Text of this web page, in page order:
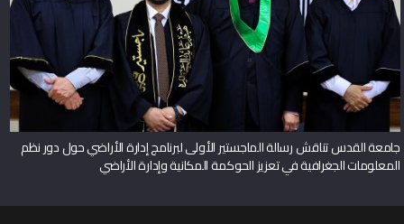
جامعة القدس تناقش رسالة الماجستير الأولى لبرنامج إدارة الأراضي حول دور نظم
المعلومات الجغرافية في تعزيز الحوكمة المكانية وإدارة الأراضي